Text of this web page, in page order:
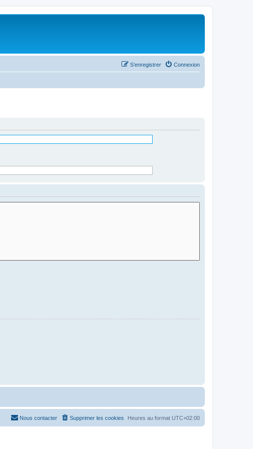
Connexion
S’enregistrer
Heures au format UTC+02:00
Supprimer les cookies
Nous contacter